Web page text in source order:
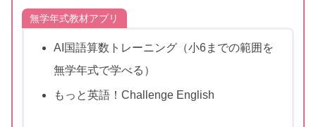
無学年式教材アプリ
AI国語算数トレーニング（小6までの範囲を
無学年式で学べる）
もっと英語！Challenge English